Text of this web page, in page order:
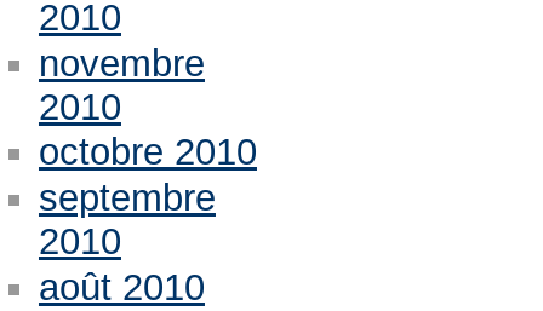
2010
novembre
2010
octobre 2010
septembre
2010
août 2010